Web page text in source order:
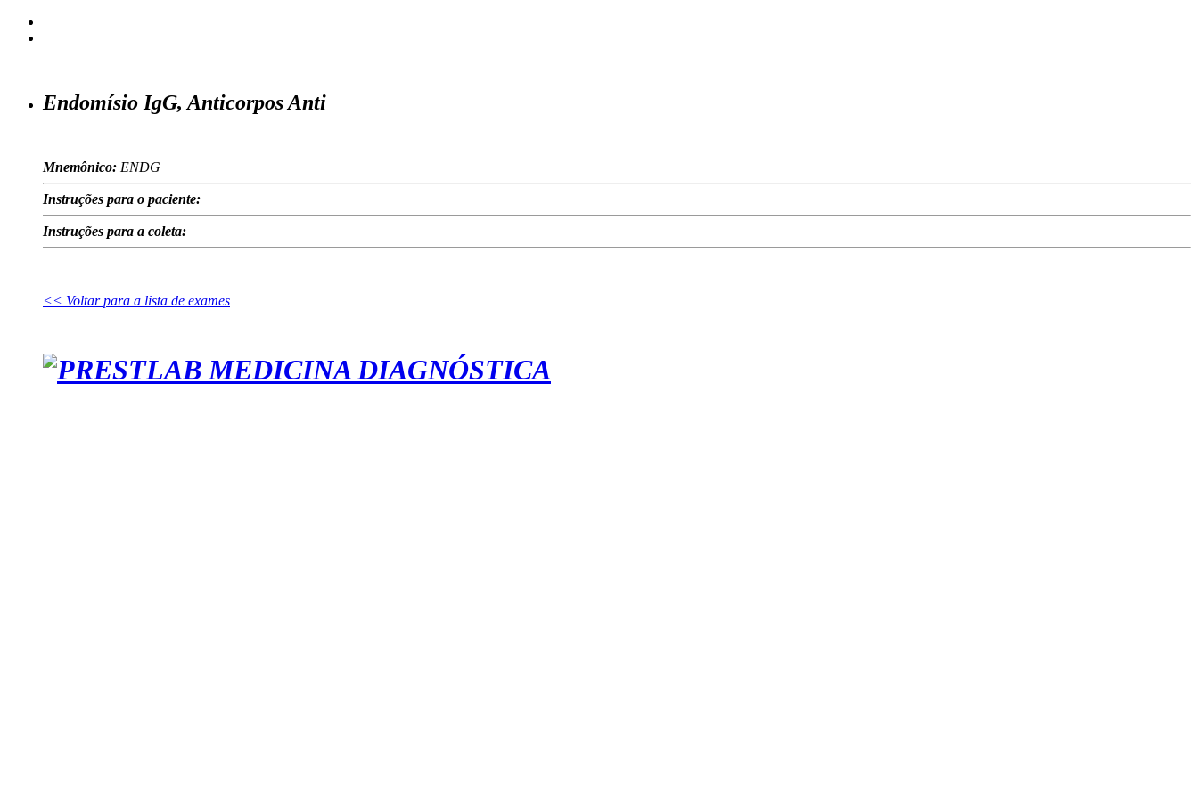
Endomísio IgG, Anticorpos Anti
Mnemônico: ENDG
Instruções para o paciente:
Instruções para a coleta:
<< Voltar para a lista de exames